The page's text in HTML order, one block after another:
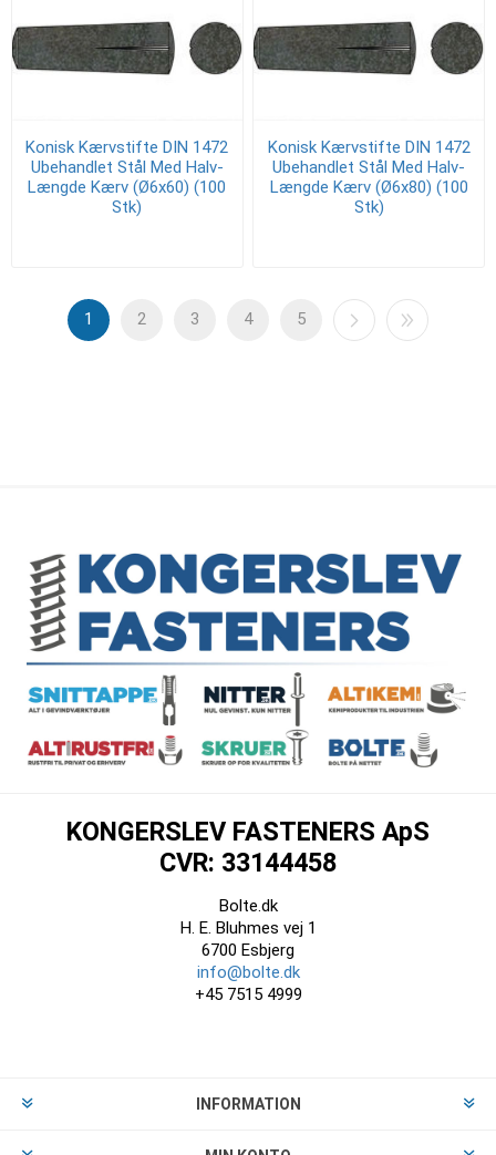
Konisk Kærvstifte DIN 1472
Ubehandlet Stål Med Halv-
Længde Kærv (Ø6x60) (100
Stk)
Konisk Kærvstifte DIN 1472
Ubehandlet Stål Med Halv-
Længde Kærv (Ø6x80) (100
Stk)
1 2 3 4 5
KONGERSLEV FASTENERS ApS
CVR: 33144458
Bolte.dk
H. E. Bluhmes vej 1
6700 Esbjerg
info@bolte.dk
+45 7515 4999
INFORMATION